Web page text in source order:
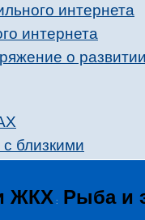
интернета
интернета
о развитии
близкими
ЖКХ : Рыба и